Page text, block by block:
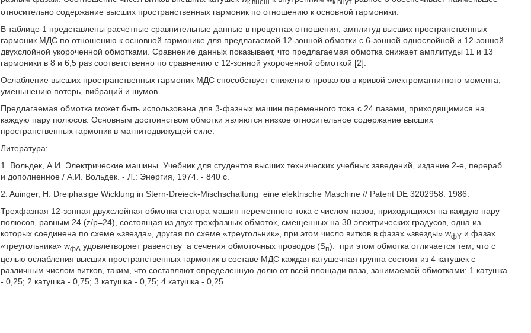
относительно содержание высших пространственных гармоник по отношению к основной гармоники.
В таблице 1 представлены расчетные сравнительные данные в процентах отношения; амплитуд высших пространственных
гармоник МДС по отношению к основной гармонике для предлагаемой 12-зонной обмотки с 6-зонной однослойной и 12-зонной
двухслойной укороченной обмотками. Сравнение данных показывает, что предлагаемая обмотка снижает амплитуды 11 и 13
гармоники в 8 и 6,5 раз соответственно по сравнению с 12-зонной укороченной обмоткой [2].
Ослабление высших пространственных гармоник МДС способствует снижению провалов в кривой электромагнитного момента,
уменьшению потерь, вибраций и шумов.
Предлагаемая обмотка может быть использована для 3-фазных машин переменного тока с 24 пазами, приходящимися на
каждую пару полюсов. Основным достоинством обмотки являются низкое относительное содержание высших
пространственных гармоник в магнитодвижущей силе.
Литература:
1. Вольдек, А.И. Электрические машины. Учебник для студентов высших технических учебных заведений, издание 2-е, перераб.
и дополненное / А.И. Вольдек. - Л.: Энергия, 1974. - 840 с.
2. Auinger, Н. Dreiphasige Wicklung in Stern-Dreieck-Mischschaltung eine elektrische Maschine // Patent DE 3202958. 1986.
Трехфазная 12-зонная двухслойная обмотка статора машин переменного тока с числом пазов, приходящихся на каждую пару
полюсов, равным 24 (z/p=24), состоящая из двух трехфазных обмоток, смещенных на 30 электрических градусов, одна из
которых соединена по схеме «звезда», другая по схеме «треугольник», при этом число витков в фазах «звезды» wфY и фазах
«треугольника» wфΔ удовлетворяет равенству а сечения обмоточных проводов (Sп):
при этом обмотка отличается тем, что с
целью ослабления высших пространственных гармоник в составе МДС каждая катушечная группа состоит из 4 катушек с
различным числом витков, таким, что составляют определенную долю от всей площади паза, занимаемой обмотками: 1 катушка
- 0,25; 2 катушка - 0,75; 3 катушка - 0,75; 4 катушка - 0,25.